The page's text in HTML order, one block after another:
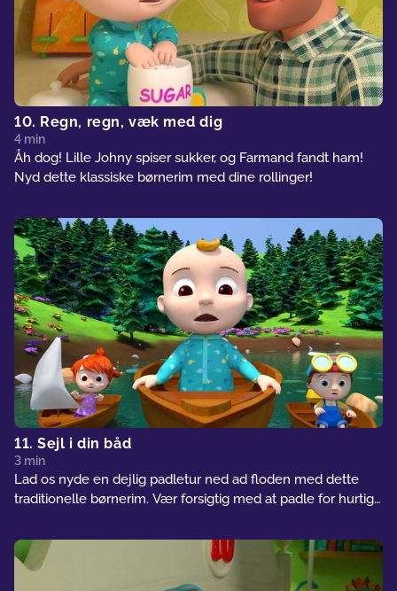
10. Regn, regn, væk med dig
4 min
Åh dog! Lille Johny spiser sukker, og Farmand fandt ham!
Nyd dette klassiske børnerim med dine rollinger!
11. Sejl i din båd
3 min
Lad os nyde en dejlig padletur ned ad floden med dette
traditionelle børnerim. Vær forsigtig med at padle for hurtigt.